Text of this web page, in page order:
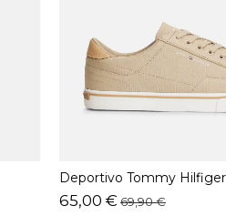
Deportivo Tommy
Beige
65,00 € 69,90 €